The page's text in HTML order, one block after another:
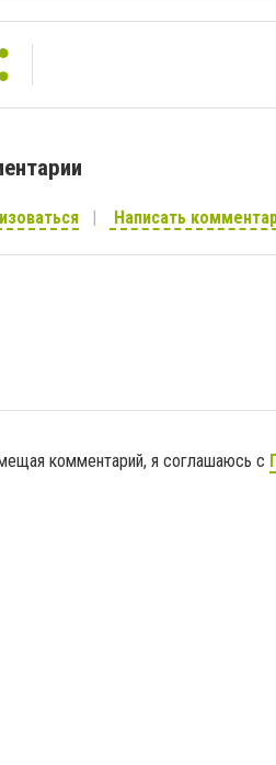
Написать
комментарий, я соглашаюсь с